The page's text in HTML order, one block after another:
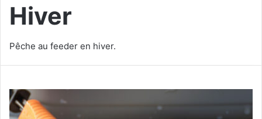
Hiver
Pêche au feeder en hiver.